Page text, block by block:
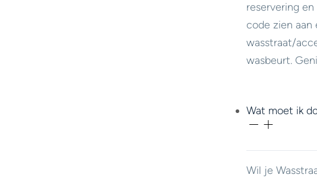
reservering
code zien aan
wasstraat/
wasbeurt.
Wat moet ik
Wil je